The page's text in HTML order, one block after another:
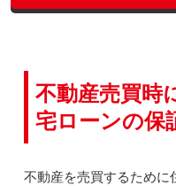
不動産売買時
宅ローンの保
不動産を売買するために